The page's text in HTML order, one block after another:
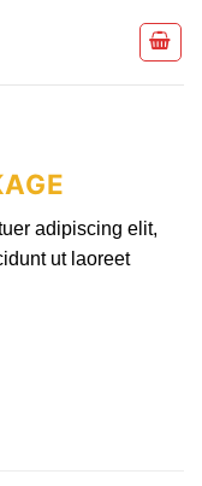
adipiscing elit,
ut laoreet